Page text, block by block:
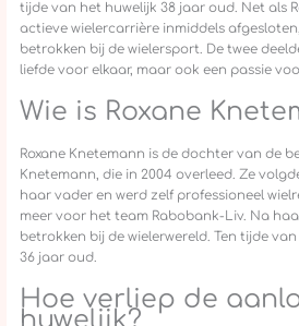
tijde van het huwelijk 38 jaar oud. Net als
actieve wielercarrière inmiddels
betrokken bij de wielersport. De twee
liefde voor elkaar, maar ook een passie
Wie is Roxane
Roxane Knetemann is de dochter van de
Knetemann, die in 2004 overleed. Ze
haar vader en werd zelf professioneel
meer voor het team Rabobank-Liv. Na
betrokken bij de wielerwereld. Ten tijde
36 jaar oud.
Hoe verliep de